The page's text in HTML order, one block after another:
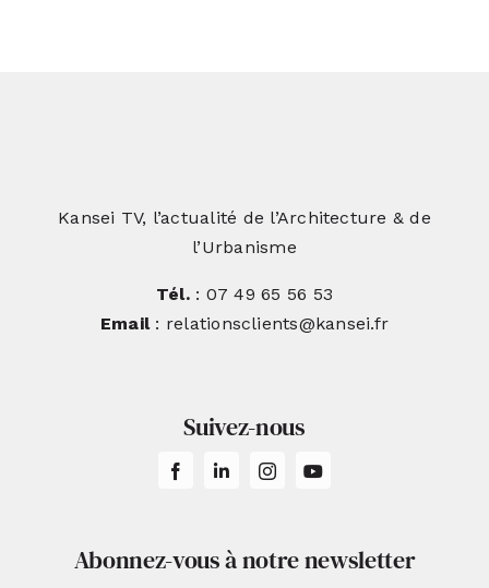
Kansei TV, l’actualité de l’Architecture & de
l’Urbanisme
Tél.: 07 49 65 56 53
Email: relationsclients@kansei.fr
Suivez-nous
Abonnez-vous à notre newsletter